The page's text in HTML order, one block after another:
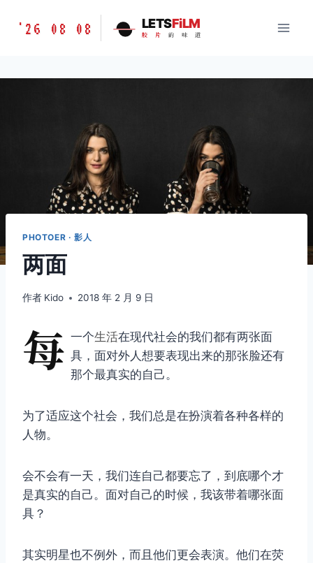
胶
味
'26 08 08 LETSFiLM
胶 片 的 味 道
PHOTOER · 影人
两面
作者 Kido 2018 年 2 月 9 日
每 一个生活在现代社会的我们都有两张面
具，面对外人想要表现出来的那张脸还有
那个最真实的自己。
为了适应这个社会，我们总是在扮演着各种各样的
人物。
会不会有一天，我们连自己都要忘了，到底哪个才
是真实的自己。面对自己的时候，我该带着哪张面
具？
其实明星也不例外，而且他们更会表演。他们在荧